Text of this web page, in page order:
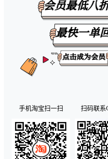
手机淘宝扫一扫 扫码联系